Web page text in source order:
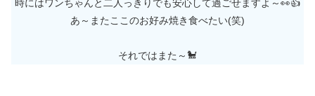
時にはワンちゃんと二人っきりでも安心して過ごせますよ～👀👍
あ～またここのお好み焼き食べたい(笑)
それではまた～🐩